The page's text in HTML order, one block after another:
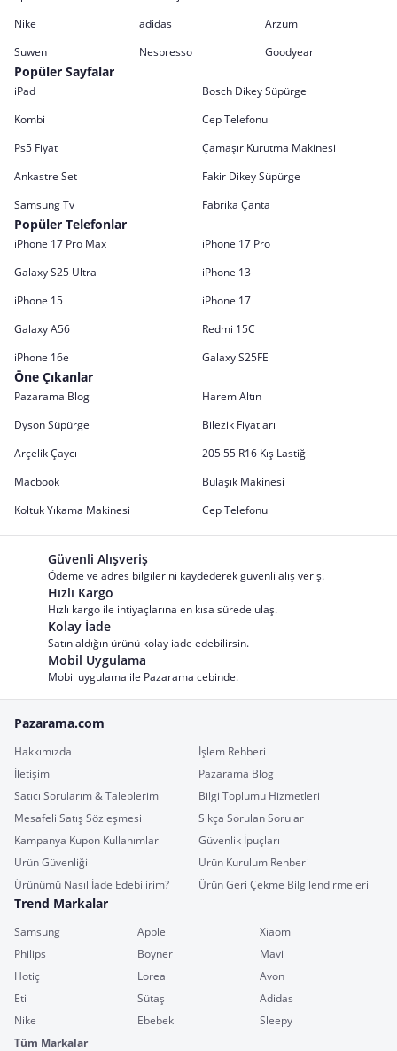
Nike
adidas
Arzum
Suwen
Nespresso Goodyear
Popüler Sayfalar
iPad
Bosch Dikey Süpürge
Kombi
Cep Telefonu
Ps5 Fiyat
Çamaşır Kurutma Makinesi
Ankastre Set
Fakir Dikey Süpürge
Samsung Tv
Fabrika Çanta
Popüler Telefonlar
iPhone 17 Pro Max
iPhone 17 Pro
Galaxy S25 Ultra
iPhone 13
iPhone 15
iPhone 17
Galaxy A56
Redmi 15C
iPhone 16e
Galaxy S25FE
Öne Çıkanlar
Pazarama Blog
Harem Altın
Dyson Süpürge
Bilezik Fiyatları
Arçelik Çaycı
205 55 R16 Kış Lastiği
Macbook
Bulaşık Makinesi
Koltuk Yıkama Makinesi
Cep Telefonu
Güvenli Alışveriş
Ödeme ve adres bilgilerini kaydederek güvenli alış veriş.
Hızlı Kargo
Hızlı kargo ile ihtiyaçlarına en kısa sürede ulaş.
Kolay İade
Satın aldığın ürünü kolay iade edebilirsin.
Mobil Uygulama
Mobil uygulama ile Pazarama cebinde.
Pazarama.com
Hakkımızda
İşlem Rehberi
İletişim
Pazarama Blog
Satıcı Sorularım & Taleplerim
Bilgi Toplumu Hizmetleri
Mesafeli Satış Sözleşmesi
Sıkça Sorulan Sorular
Kampanya Kupon Kullanımları
Güvenlik İpuçları
Ürün Güvenliği
Ürün Kurulum Rehberi
Ürünümü Nasıl İade Edebilirim?
Ürün Geri Çekme Bilgilendirmeleri
Trend Markalar
Samsung Apple
Xiaomi
Philips
Boyner
Mavi
Hotiç
Loreal
Avon
Eti
Sütaş
Adidas
Nike
Ebebek
Sleepy
Tüm Markalar